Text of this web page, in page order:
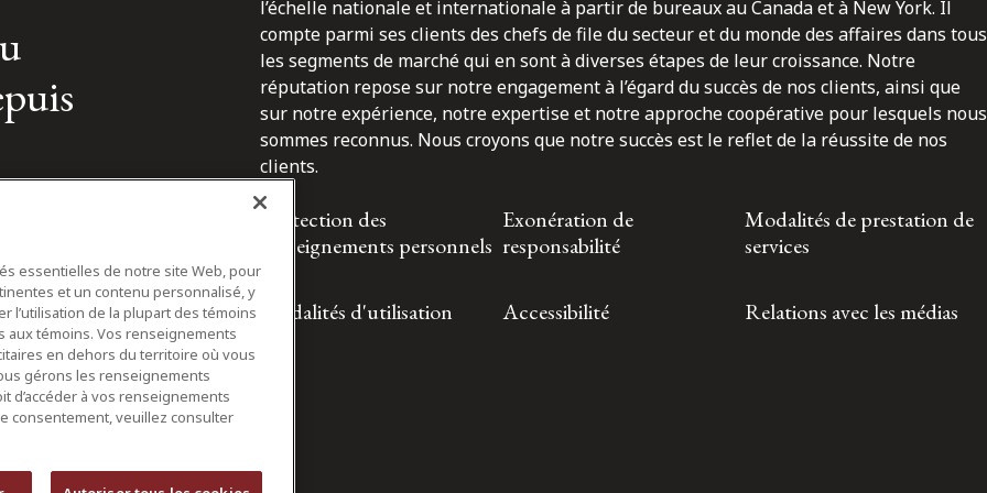
l’échelle nationale et internationale à partir de bureaux au Canada et à New York. Il
compte parmi ses clients des chefs de file du secteur et du monde des affaires dans tous
les segments de marché qui en sont à diverses étapes de leur croissance. Notre
réputation repose sur notre engagement à l’égard du succès de nos clients, ainsi que
sur notre expérience, notre expertise et notre approche coopérative pour lesquels nous
sommes reconnus. Nous croyons que notre succès est le reflet de la réussite de nos
clients.
Protection des
renseignements personnels
Exonération de
responsabilité
Modalités de prestation de
services
Modalités d'utilisation Accessibilité Relations avec les médias
essentielles de notre site Web, pour
et un contenu personnalisé, y
l’utilisation de la plupart des témoins
témoins. Vos renseignements
en dehors du territoire où vous
gérons les renseignements
d’accéder à vos renseignements
consentement, veuillez consulter